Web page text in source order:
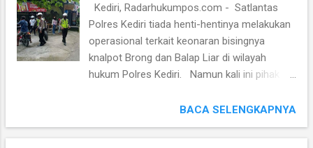
28/3/2022). Kombes Nanang
menambahkan, sasaran Satgas Binmas
Noken dalam mengembangkan tanaman kopi
rencana akan dilaksanakan di pegunungan
tengah Papua. "Ada 5 wilayah nantinya akan
masyarakat di pegunungan tengah Papua,"
tutur Kombes Nanang. Adapun 5 wilayah
Kediri, Radarhukumpos.com - Satlantas
Polres Kediri tiada henti-hentinya melakukan
operasional terkait keonaran bisingnya
knalpot Brong dan Balap Liar di wilayah
hukum Polres Kediri. Namun kali ini pihak
Polres Kediri dan Polsek Kepung lakukan
kegiatan penertiban penangkapan 53 Unit
sepeda motor Knalpot Brong. Dalam
BACA SELENGKAPNYA